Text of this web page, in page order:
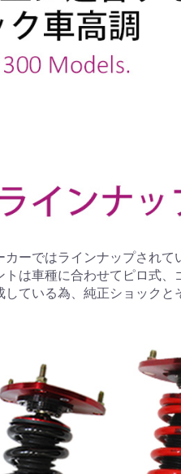
カーではラインナップされ
トは車種に合わせてピロ式
ている為、純正ショックと